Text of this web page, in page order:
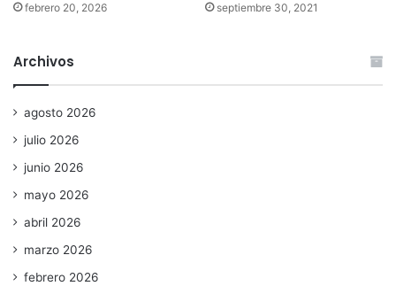
febrero 20, 2026 septiembre 30, 2021
Archivos
agosto 2026
julio 2026
junio 2026
mayo 2026
abril 2026
marzo 2026
febrero 2026